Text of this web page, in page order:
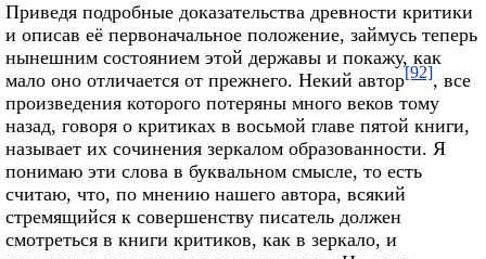
Приведя подробные доказательства древности критики
и описав её первоначальное положение, займусь теперь
нынешним состоянием этой державы и покажу, как
мало оно отличается от прежнего. Некий автор[92], все
произведения которого потеряны много веков тому
назад, говоря о критиках в восьмой главе пятой книги,
называет их сочинения зеркалом образованности. Я
понимаю эти слова в буквальном смысле, то есть
считаю, что, по мнению нашего автора, всякий
стремящийся к совершенству писатель должен
смотреться в книги критиков, как в зеркало, и